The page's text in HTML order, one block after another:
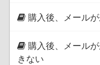
購入後、メール
購入後、メール
きない